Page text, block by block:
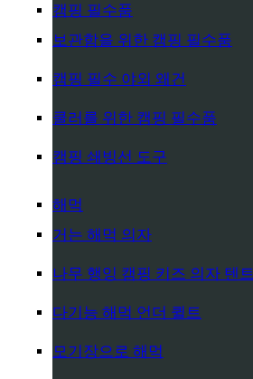
캠핑 필수품
보관함을 위한 캠핑 필수품
캠핑 필수 야외 왜건
쿨러를 위한 캠핑 필수품
캠핑 쇄빙선 도구
해먹
거는 해먹 의자
나무 행잉 캠핑 키즈 의자 텐트
다기능 해먹 언더 퀼트
모기장으로 해먹